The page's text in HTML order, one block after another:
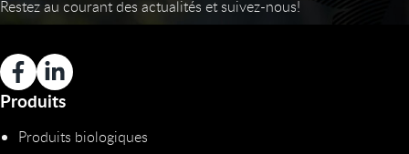
Restez au courant des actualités et suivez-nous!
Produits
Produits biologiques